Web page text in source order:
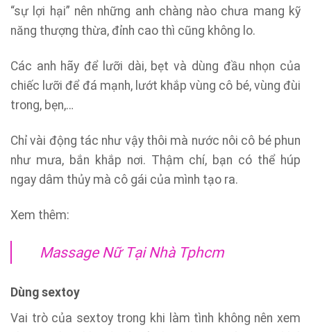
“sự lợi hại” nên những anh chàng nào chưa mang kỹ
năng thượng thừa, đỉnh cao thì cũng không lo.
Các anh hãy để lưỡi dài, bẹt và dùng đầu nhọn của
chiếc lưỡi để đá mạnh, lướt khắp vùng cô bé, vùng đùi
trong, bẹn,…
Chỉ vài động tác như vậy thôi mà nước nôi cô bé phun
như mưa, bắn khắp nơi. Thậm chí, bạn có thể húp
ngay dâm thủy mà cô gái của mình tạo ra.
Xem thêm:
Massage Nữ Tại Nhà Tphcm
Dùng sextoy
Vai trò của sextoy trong khi làm tình không nên xem